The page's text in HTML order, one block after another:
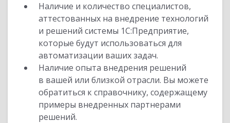
Наличие и количество специалистов,
аттестованных на внедрение технологий
и решений системы 1С:Предприятие,
которые будут использоваться для
автоматизации ваших задач.
Наличие опыта внедрения решений
в вашей или близкой отрасли. Вы можете
обратиться к справочнику, содержащему
примеры внедренных партнерами
решений.